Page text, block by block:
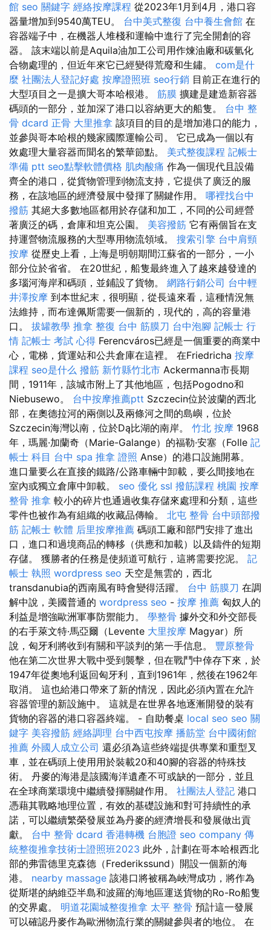
館 seo 關鍵字 經絡按摩課程 從2023年1月到4月，港口容
器量增加到9540萬TEU。 台中美式整復 台中養生會館 在
容器端子中，在機器人堆棧和運輸中進行了完全開創的容
器。 該末端以前是Aquila油加工公司用作煉油廠和碳氫化
合物處理的，但近年來它已經變得荒廢和生鏽。 com是什
麼 社團法人登記好處 按摩證照班 seo行銷 目前正在進行的
大型項目之一是擴大哥本哈根港。 筋膜 擴建是建造新容器
碼頭的一部分，並加深了港口以容納更大的船隻。 台中 整
骨 dcard 正骨 大里推拿 該項目的目的是增加港口的能力，
並參與哥本哈根的幾家國際運輸公司。 它已成為一個以有
效處理大量容器而聞名的繁華節點。 美式整復課程 記帳士
準備 ptt seo點擊軟體價格 肌肉酸痛 作為一個現代且設備
齊全的港口，從貨物管理到物流支持，它提供了廣泛的服
務，在該地區的經濟發展中發揮了關鍵作用。 哪裡找台中
撥筋 其絕大多數地區都用於存儲和加工，不同的公司經營
著廣泛的碼，倉庫和坦克公園。 美容撥筋 它有兩個旨在支
持運營物流服務的大型專用物流領域。 搜索引擎 台中肩頸
按摩 從歷史上看，上海是明朝期間江蘇省的一部分，一小
部分位於省省。 在20世紀，船隻最終進入了越來越發達的
多瑙河海岸和碼頭，並鋪設了貨物。 網路行銷公司 台中輕
井澤按摩 到本世紀末，很明顯，從長遠來看，這種情況無
法維持，而布達佩斯需要一個新的，現代的，高的容量港
口。 拔罐教學 推拿 整復 台中 筋膜刀 台中泡腳 記帳士 行
情 記帳士 考試 心得 Ferencváros已經是一個重要的商業中
心，電梯，貨運站和公共倉庫在這裡。 在Friedricha 按摩
課程 seo是什么 撥筋 新竹縣竹北市 Ackermanna市長期
間，1911年，該城市附上了其他地區，包括Pogodno和
Niebusewo。 台中按摩推薦ptt Szczecin位於波蘭的西北
部，在奧德拉河的兩側以及兩條河之間的島嶼，位於
Szczecin海灣以南，位於Dą比湖的南岸。 竹北 按摩 1968
年，瑪麗·加蘭奇（Marie-Galange）的福勒·安塞（Folle 記
帳士 科目 台中 spa 推拿 證照 Anse）的港口設施開幕。
進口量要么在直接的鐵路/公路車輛中卸載，要么間接地在
室內或獨立倉庫中卸載。 seo 優化 ssl 撥筋課程 桃園 按摩
整骨 推拿 較小的碎片也通過收集存儲來處理和分類，這些
零件也被作為有組織的收藏品傳輸。 北屯 整骨 台中頭部撥
筋 記帳士 軟體 后里按摩推薦 碼頭工廠和部門安排了進出
口，進口和過境商品的轉移（供應和加載）以及鑄件的短期
存儲。 獲勝者的任務是使頻道可航行，這將需要挖泥。 記
帳士 執照 wordpress seo 天空是無雲的，西北
transdanubia的西南風有時會變得活躍。 台中 筋膜刀 在調
解中說，美國普通的 wordpress seo - 按摩 推薦 匈奴人的
利益是增強歐洲軍事防禦能力。 學整骨 據外交和外交部長
的右手萊文特·馬亞爾（Levente 大里按摩 Magyar）所
說，匈牙利將收到有關和平談判的第一手信息。 豐原整骨
他在第二次世界大戰中受到襲擊，但在戰鬥中倖存下來，於
1947年從奧地利返回匈牙利，直到1961年，然後在1962年
取消。 這也給港口帶來了新的情況，因此必須內置在允許
容器管理的新設施中。 這就是在世界各地逐漸開發的裝有
貨物的容器的港口容器終端。 - 自助餐桌 local seo seo 關
鍵字 美容撥筋 經絡調理 台中西屯按摩 播筋堂 台中國術館
推薦 外國人成立公司 還必須為這些終端提供專業和重型叉
車，並在碼頭上使用用於裝載20和40腳的容器的特殊技
術。 丹麥的海港是該國海洋遺產不可或缺的一部分，並且
在全球商業環境中繼續發揮關鍵作用。 社團法人登記 港口
憑藉其戰略地理位置，有效的基礎設施和對可持續性的承
諾，可以繼續繁榮發展並為丹麥的經濟增長和發展做出貢
獻。 台中 整骨 dcard 香港轉機 台胞證 seo company 傳
統整復推拿技術士證照班2023 此外，計劃在哥本哈根西北
部的弗雷德里克森德（Frederikssund）開設一個新的海
港。 nearby massage 該港口將被稱為峽灣成功，將作為
從斯堪的納維亞半島和波羅的海地區運送貨物的Ro-Ro船隻
的交界處。 明道花園城整復推拿 太平 整骨 預計這一發展
可以確認丹麥作為歐洲物流行業的關鍵參與者的地位。 在